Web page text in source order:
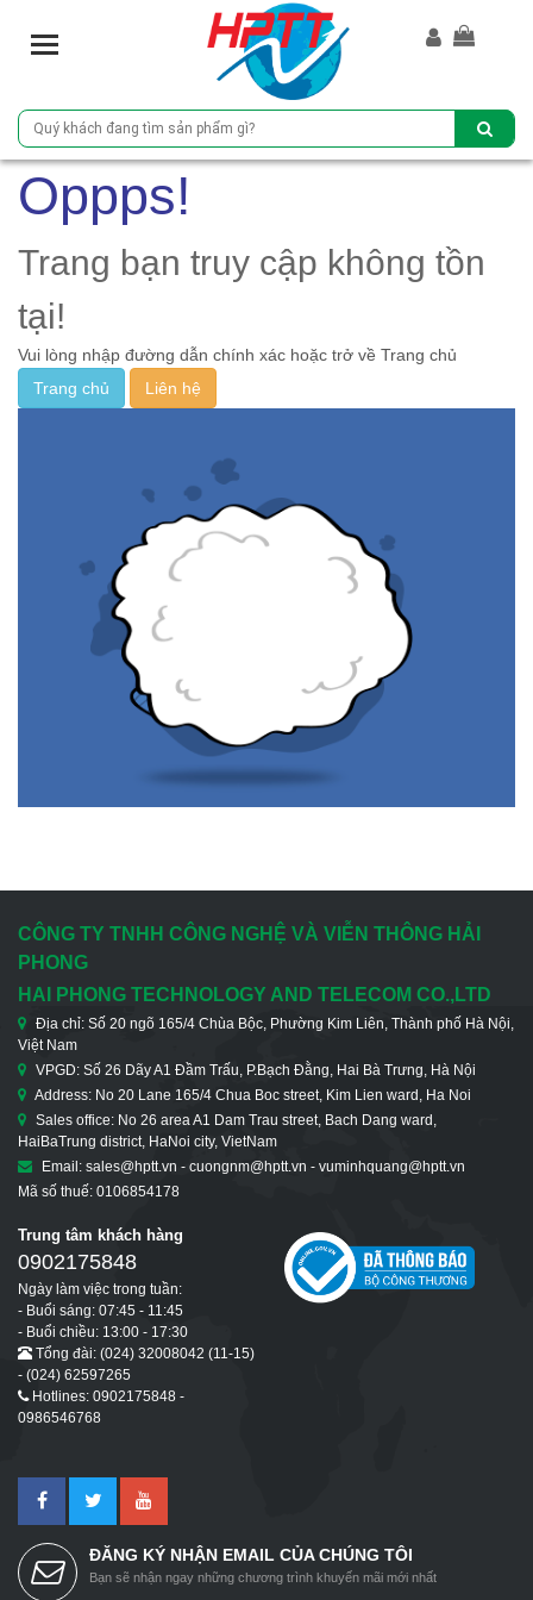
T
l
e
n
i
g
a
t
i
o
Oppps!
Trang bạn truy cập không tồn
tại!
Vui lòng nhập đường dẫn chính xác hoặc trở về Trang chủ
Trang chủ
Liên hệ
CÔNG TY TNHH CÔNG NGHỆ VÀ VIỄN THÔNG HẢI
PHONG
HAI PHONG TECHNOLOGY AND TELECOM CO.,LTD
Địa chỉ: Số 20 ngõ 165/4 Chùa Bộc, Phường Kim Liên, Thành phố Hà Nội,
Việt Nam
VPGD: Số 26 Dãy A1 Đầm Trấu, P.Bạch Đằng, Hai Bà Trưng, Hà Nội
Address: No 20 Lane 165/4 Chua Boc street, Kim Lien ward, Ha Noi
Sales office: No 26 area A1 Dam Trau street, Bach Dang ward,
HaiBaTrung district, HaNoi city, VietNam
Email: sales@hptt.vn - cuongnm@hptt.vn - vuminhquang@hptt.vn
Mã số thuế: 0106854178
Trung tâm khách hàng
0902175848
Ngày làm việc trong tuần:
- Buổi sáng: 07:45 - 11:45
- Buổi chiều: 13:00 - 17:30
Tổng đài: (024) 32008042 (11-15)
- (024) 62597265
Hotlines: 0902175848 -
0986546768
ĐĂNG KÝ NHẬN EMAIL CỦA CHÚNG TÔI
Bạn sẽ nhận ngay những chương trình khuyến mãi mới nhất